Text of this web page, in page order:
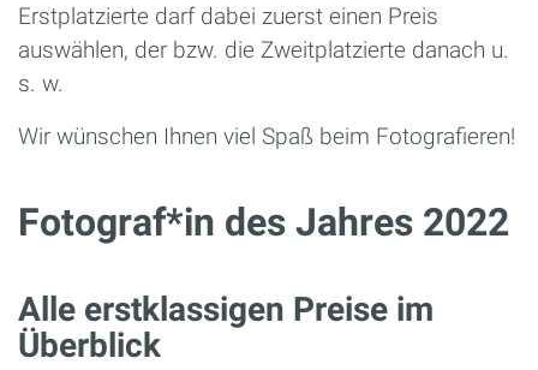
Erstplatzierte darf dabei zuerst einen Preis
auswählen, der bzw. die Zweitplatzierte danach u.
s. w.
Wir wünschen Ihnen viel Spaß beim Fotografieren!
Fotograf*in des Jahres 2022
Alle erstklassigen Preise im
Überblick